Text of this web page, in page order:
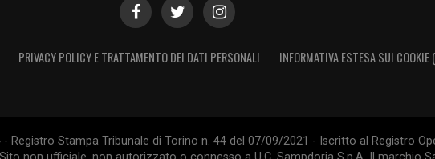
PRIVACY POLICY E TRATTAMENTO DEI DATI PERSONALI INFORMATIVA ESTESA SUI COOKIE
Stampa Tribunale di Torino n. 44 del 07/09/2021 - Iscritto al Registro